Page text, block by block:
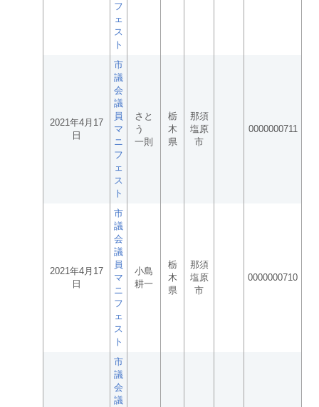
フ
ェ
ス
ト
2021年4月17
日
市
議
会
議
員
マ
ニ
フ
ェ
ス
ト
さと
う
一則
栃
木
県
那須
塩原
市
0000000711
2021年4月17
日
市
議
会
議
員
マ
ニ
フ
ェ
ス
ト
小島
耕一
栃
木
県
那須
塩原
市
0000000710
市
議
会
議